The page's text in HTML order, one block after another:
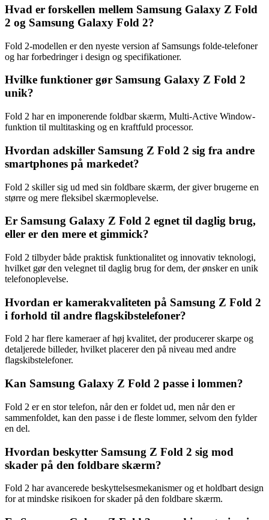
Hvad er forskellen mellem Samsung Galaxy Z Fold
2 og Samsung Galaxy Fold 2?
Fold 2-modellen er den nyeste version af Samsungs folde-telefoner
og har forbedringer i design og specifikationer.
Hvilke funktioner gør Samsung Galaxy Z Fold 2
unik?
Fold 2 har en imponerende foldbar skærm, Multi-Active Window-
funktion til multitasking og en kraftfuld processor.
Hvordan adskiller Samsung Z Fold 2 sig fra andre
smartphones på markedet?
Fold 2 skiller sig ud med sin foldbare skærm, der giver brugerne en
større og mere fleksibel skærmoplevelse.
Er Samsung Galaxy Z Fold 2 egnet til daglig brug,
eller er den mere et gimmick?
Fold 2 tilbyder både praktisk funktionalitet og innovativ teknologi,
hvilket gør den velegnet til daglig brug for dem, der ønsker en unik
telefonoplevelse.
Hvordan er kamerakvaliteten på Samsung Z Fold 2
i forhold til andre flagskibstelefoner?
Fold 2 har flere kameraer af høj kvalitet, der producerer skarpe og
detaljerede billeder, hvilket placerer den på niveau med andre
flagskibstelefoner.
Kan Samsung Galaxy Z Fold 2 passe i lommen?
Fold 2 er en stor telefon, når den er foldet ud, men når den er
sammenfoldet, kan den passe i de fleste lommer, selvom den fylder
en del.
Hvordan beskytter Samsung Z Fold 2 sig mod
skader på den foldbare skærm?
Fold 2 har avancerede beskyttelsesmekanismer og et holdbart design
for at mindske risikoen for skader på den foldbare skærm.